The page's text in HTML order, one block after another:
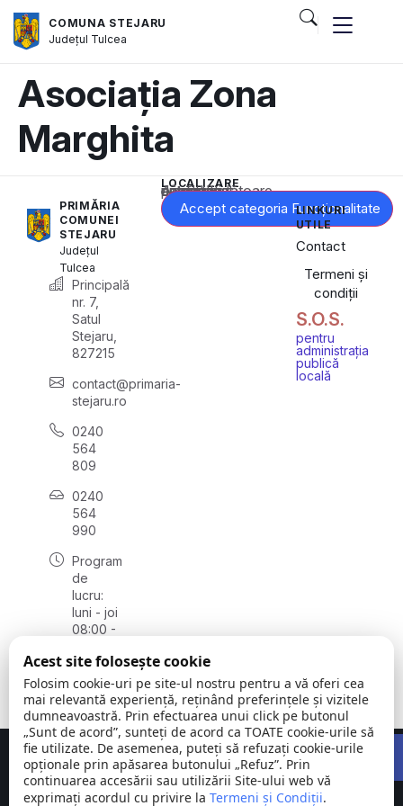
COMUNA STEJARU
Județul Tulcea
Asociația Zona
Marghita
PRIMĂRIA
COMUNEI
STEJARU
Județul
Tulcea
Principală
nr. 7,
Satul
Stejaru,
827215
contact@primaria-
stejaru.ro
0240
564
809
0240
564
990
Program
de
lucru:
luni - joi
08:00 -
vineri
08:00 -
14:00
LOCALIZARE
Acest conținut este blocat până când acceptați categoria corespunzătoare de cookie-uri.
Accept categoria Funcționalitate
LINKURI
UTILE
Contact
Termeni și
condiții
S.O.S.
pentru
administrația
publică
locală
Comuna © Toate
Concept realizat deBig Media Relații Publice SRL
Acest site folosește cookie
Folosim cookie-uri pe site-ul nostru pentru a vă oferi cea
mai relevantă experiență, reținând preferințele și vizitele
dumneavoastră. Prin efectuarea unui click pe butonul
„Sunt de acord”, sunteți de acord ca TOATE cookie-urile să
fie utilizate. De asemenea, puteți să refuzați cookie-urile
opționale prin apăsarea butonului „Refuz”. Prin
continuarea accesării sau utilizării Site-ului web vă
exprimați acordul cu privire la Termeni și Condiții.